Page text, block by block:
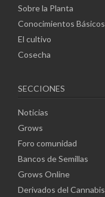
Sobre la Planta
Conocimientos Básicos
El cultivo
Cosecha
SECCIONES
Noticias
Grows
Foro comunidad
Bancos de Semillas
Grows Online
Derivados del Cannabis